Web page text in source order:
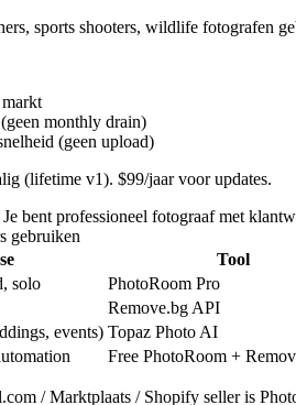
sports shooters, wildlife fotografen
monthly drain)
(geen upload)
(lifetime v1). $99/jaar voor updates.
Je bent professioneel fotograaf met
gebruiken
Tool
solo
PhotoRoom Pro
Remove.bg API
events) Topaz Photo AI
Free PhotoRoom +
/ Marktplaats / Shopify selleris